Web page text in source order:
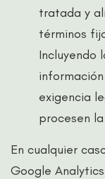
tratada y
términos
Incluyendo
exigencia
procesen
En cualquier
Google